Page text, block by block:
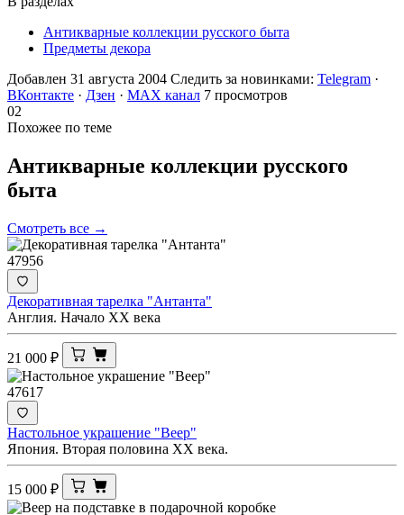
Антикварные коллекции русского быта
Предметы декора
Добавлен 31 августа 2004 Следить за новинками: Telegram ·
ВКонтакте · Дзен · MAX канал 7 просмотров
02
Похожее по теме
Антикварные коллекции русского
быта
Смотреть все →
47956
Декоративная тарелка "Антанта"
Англия. Начало ХХ века
21 000 ₽
47617
Настольное украшение "Веер"
Япония. Вторая половина ХХ века.
15 000 ₽